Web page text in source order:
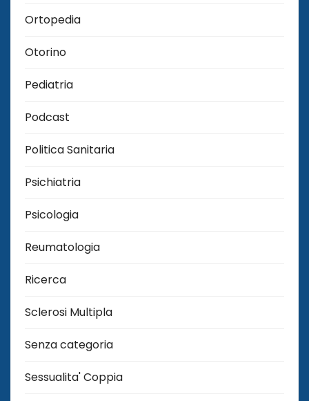
Ortopedia
Otorino
Pediatria
Podcast
Politica Sanitaria
Psichiatria
Psicologia
Reumatologia
Ricerca
Sclerosi Multipla
Senza categoria
Sessualita' Coppia